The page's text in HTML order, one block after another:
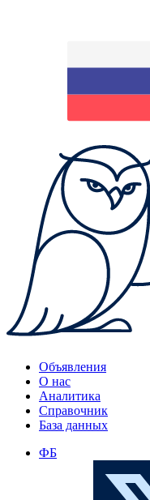
Объявления
О нас
Аналитика
Справочник
База данных
ФБ